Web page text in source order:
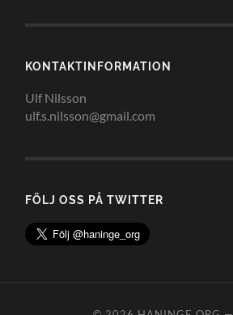
KONTAKTINFORMATION
Ulf Nilsson
ulf.s.nilsson@gmail.com
FÖLJ OSS PÅ TWITTER